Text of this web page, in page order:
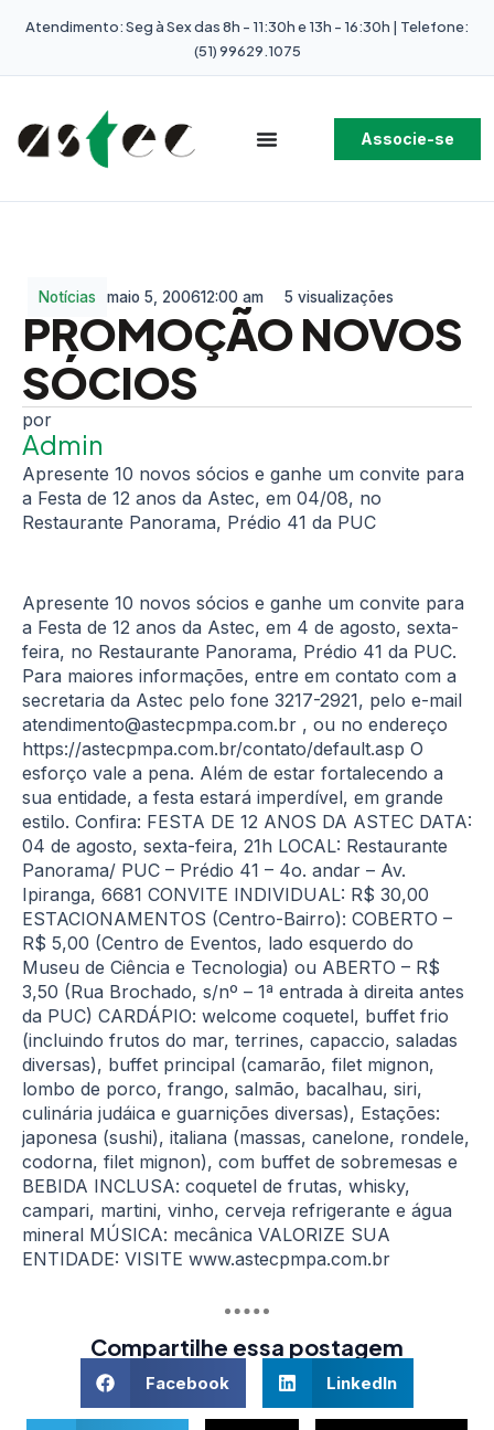
Atendimento: Seg à Sex das 8h - 11:30h e 13h - 16:30h | Telefone:
(51) 99629.1075
Associe-se
Notícias maio 5, 200612:00 am 5 visualizações
PROMOÇÃO NOVOS
SÓCIOS
Admin
Apresente 10 novos sócios e ganhe um convite para
a Festa de 12 anos da Astec, em 04/08, no
Restaurante Panorama, Prédio 41 da PUC
Apresente 10 novos sócios e ganhe um convite para
a Festa de 12 anos da Astec, em 4 de agosto, sexta-
feira, no Restaurante Panorama, Prédio 41 da PUC.
Para maiores informações, entre em contato com a
secretaria da Astec pelo fone 3217-2921, pelo e-mail
atendimento@astecpmpa.com.br , ou no endereço
https://astecpmpa.com.br/contato/default.asp O
esforço vale a pena. Além de estar fortalecendo a
sua entidade, a festa estará imperdível, em grande
estilo. Confira: FESTA DE 12 ANOS DA ASTEC DATA:
04 de agosto, sexta-feira, 21h LOCAL: Restaurante
Panorama/ PUC – Prédio 41 – 4o. andar – Av.
Ipiranga, 6681 CONVITE INDIVIDUAL: R$ 30,00
ESTACIONAMENTOS (Centro-Bairro): COBERTO –
R$ 5,00 (Centro de Eventos, lado esquerdo do
Museu de Ciência e Tecnologia) ou ABERTO – R$
3,50 (Rua Brochado, s/nº – 1ª entrada à direita antes
da PUC) CARDÁPIO: welcome coquetel, buffet frio
(incluindo frutos do mar, terrines, capaccio, saladas
diversas), buffet principal (camarão, filet mignon,
lombo de porco, frango, salmão, bacalhau, siri,
culinária judáica e guarnições diversas), Estações:
japonesa (sushi), italiana (massas, canelone, rondele,
codorna, filet mignon), com buffet de sobremesas e
BEBIDA INCLUSA: coquetel de frutas, whisky,
campari, martini, vinho, cerveja refrigerante e água
mineral MÚSICA: mecânica VALORIZE SUA
ENTIDADE: VISITE www.astecpmpa.com.br
Compartilhe essa postagem
Facebook LinkedIn